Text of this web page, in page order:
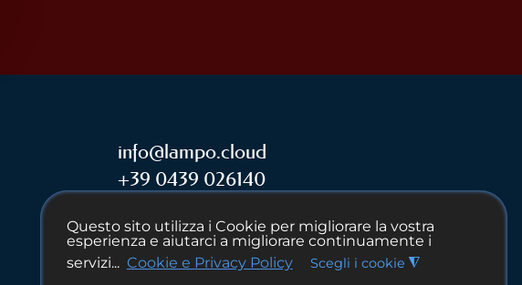
Questo sito utilizza i Cookie per migliorare la vostra
esperienza e aiutarci a migliorare continuamente i
servizi... Cookie e Privacy Policy Scegli i cookie ◮
info@lampo.cloud
+39 0439 026140
PRIVACY POLICY
Powered by